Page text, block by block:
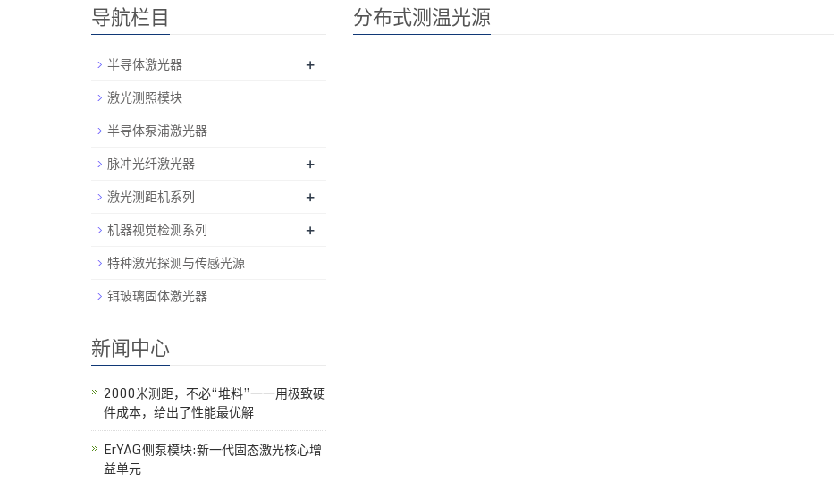
分布式测温光源
导航栏目
半导体激光器 +
激光测照模块
半导体泵浦激光器
脉冲光纤激光器
+
激光测距机系列 +
机器视觉检测系列 +
特种激光探测与传感光源
铒玻璃固体激光器
新闻中心
2000米测距，不必“堆料”一一用极致硬
件成本，给出了性能最优解
ErYAG侧泵模块:新一代固态激光核心增
益单元